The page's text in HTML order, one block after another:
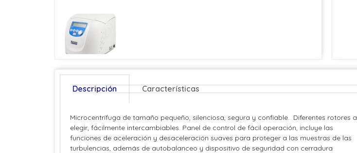
Descripción Características
Microcentrífuga de tamaño pequeño, silenciosa, segura y confiable. Diferentes rotores a
elegir, fácilmente intercambiables. Panel de control de fácil operación, incluye las
funciones de aceleración y desaceleración suaves para proteger a las muestras de las
turbulencias, además de autobalanceo y dispositivo de seguridad con cerradura